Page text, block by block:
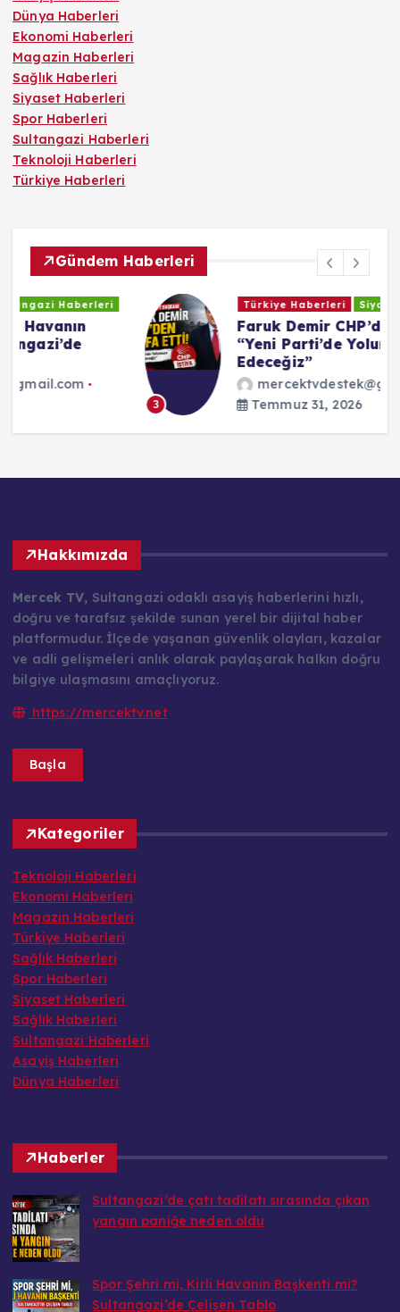
Dünya Haberleri
Ekonomi Haberleri
Magazin Haberleri
Sağlık Haberleri
Siyaset Haberleri
Spor Haberleri
Sultangazi Haberleri
Teknoloji Haberleri
Türkiye Haberleri
Gündem Haberleri
Türkiye Haberleri Siyaset Haberleri
Faruk Demir CHP’den İstifa Etti:
“Yeni Parti’de Yolumuza Devam
Edeceğiz”
mercektvdestek@gmail.com
Temmuz 31, 2026
Hakkımızda
Mercek TV, Sultangazi odaklı asayiş haberlerini hızlı,
doğru ve tarafsız şekilde sunan yerel bir dijital haber
platformudur. İlçede yaşanan güvenlik olayları, kazalar
ve adli gelişmeleri anlık olarak paylaşarak halkın doğru
bilgiye ulaşmasını amaçlıyoruz.
https://mercektv.net
Başla
Kategoriler
Teknoloji Haberleri
Ekonomi Haberleri
Magazin Haberleri
Türkiye Haberleri
Sağlık Haberleri
Spor Haberleri
Siyaset Haberleri
Sağlık Haberleri
Sultangazi Haberleri
Asayiş Haberleri
Dünya Haberleri
Haberler
Sultangazi’de çatı tadilatı sırasında çıkan
yangın paniğe neden oldu
Spor Şehri mi, Kirli Havanın Başkenti mi?
Sultangazi’de Çelişen Tablo